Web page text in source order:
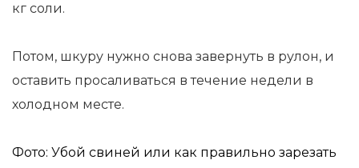
кг соли.
Потом, шкуру нужно снова завернуть в рулон, и
оставить просаливаться в течение недели в
холодном месте.
Фото: Убой свиней или как правильно зарезать